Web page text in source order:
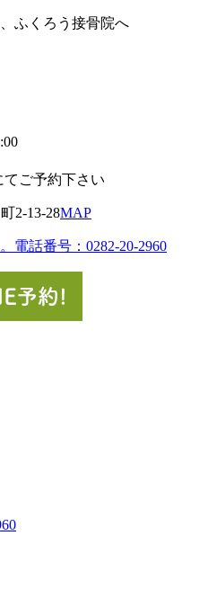
ふくろう接骨院へ
ご予約下さい
2-13-28MAP